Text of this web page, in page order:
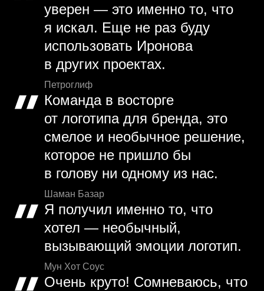
уверен — это именно то, что
я искал. Еще не раз буду
использовать Иронова
в других проектах.
Петроглиф
Команда в восторге
от логотипа для бренда, это
смелое и необычное решение,
которое не пришло бы
в голову ни одному из нас.
Шаман Базар
Я получил именно то, что
хотел — необычный,
вызывающий эмоции логотип.
Мун Хот Соус
Очень круто! Сомневаюсь, что